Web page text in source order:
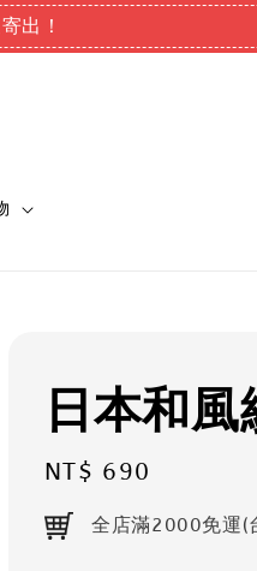
出！
日本和
Regular
price
NT$ 690
全店滿2000免運(